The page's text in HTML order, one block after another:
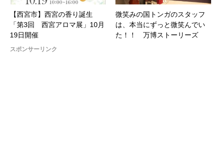
【西宮市】西宮の香り誕生
「第3回 西宮アロマ展」10月
19日開催
微笑みの国トンガのスタッフ
は、本当にずっと微笑んでい
た！！ 万博ストーリーズ
スポンサーリンク